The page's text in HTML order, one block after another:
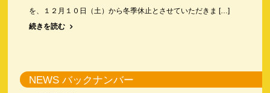
を、１２月１０日（土）から冬季休止とさせていただきま […]
続きを読む
NEWS バックナンバー